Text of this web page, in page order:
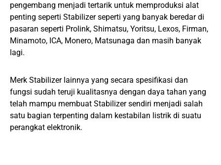
pengembang menjadi tertarik untuk memproduksi alat
penting seperti Stabilizer seperti yang banyak beredar di
pasaran seperti Prolink, Shimatsu, Yoritsu, Lexos, Firman,
Minamoto, ICA, Monero, Matsunaga dan masih banyak
lagi.
Merk Stabilizer lainnya yang secara spesifikasi dan
fungsi sudah teruji kualitasnya dengan daya tahan yang
telah mampu membuat Stabilizer sendiri menjadi salah
satu bagian terpenting dalam kestabilan listrik di suatu
perangkat elektronik.